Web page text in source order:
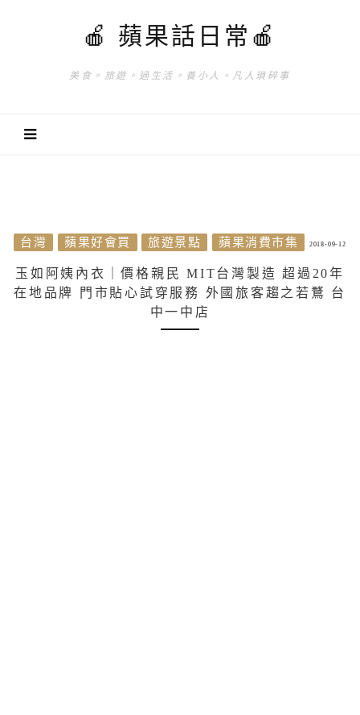
🍎 蘋果話日常🍎
美食。旅遊。過生活。養小人。凡人瑣碎事
台灣 蘋果好會買 旅遊景點 蘋果消費市集 2018-09-12
玉如阿姨內衣｜價格親民 MIT台灣製造 超過20年
在地品牌 門市貼心試穿服務 外國旅客趨之若鶩 台
中一中店